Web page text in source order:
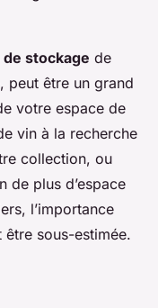
stockage de
peut être un grand
votre espace de
vin à la recherche
collection, ou
de plus d’espace
l’importance
être sous-estimée.